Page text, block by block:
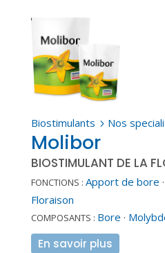
Biostimulants 5 Nos
Molibor
BIOSTIMULANT DE LA
FONCTIONS : Apport de bore ·
Floraison
COMPOSANTS : Bore ·
En savoir plus